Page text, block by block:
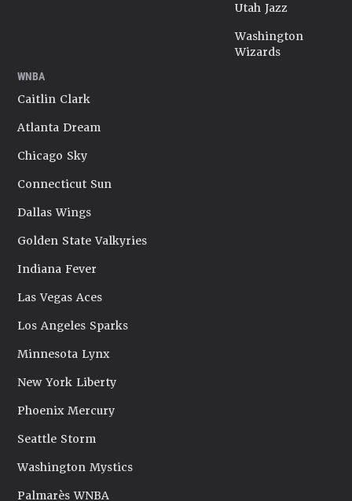
Utah Jazz
Washington
Wizards
WNBA
Caitlin Clark
Atlanta Dream
Chicago Sky
Connecticut Sun
Dallas Wings
Golden State Valkyries
Indiana Fever
Las Vegas Aces
Los Angeles Sparks
Minnesota Lynx
New York Liberty
Phoenix Mercury
Seattle Storm
Washington Mystics
Palmarès WNBA